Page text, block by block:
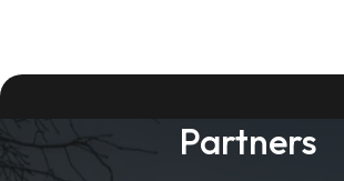
Partners